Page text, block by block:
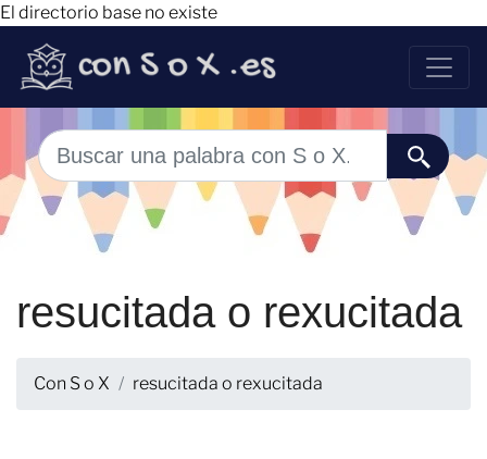
El directorio base no existe
resucitada o rexucitada
Con S o X resucitada o rexucitada